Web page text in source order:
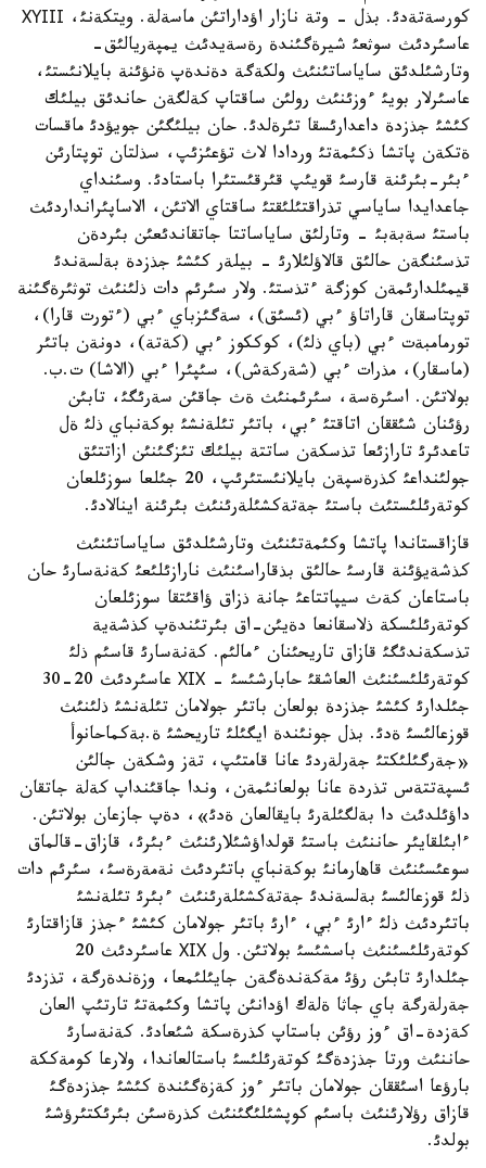
كورسةتةدئ. بذل - وتة نازار اؤداراتئن ماسةلة. ويتكةنئ، ХҮІІІ
عاسئردئث سوثعئ شيرةگئندة رةسةيدئث يمپةريالئق-
وتارشئلدئق ساياساتئنئث ولكةگة دةندةپ ةنؤئنة بايلانئستئ،
عاسئرلار بويئ ءوزئنئث رولئن ساقتاپ كةلگةن حاندئق بيلئك
كئشئ جذزدة داعدارئسقا تئرةلدئ. حان بيلئگئن جويؤدئ ماقسات
ةتكةن پاتشا ذكئمةتئ وردادا لاث تؤعئزئپ، سذلتان توپتارئن
ءبئر-بئرئنة قارسئ قويئپ قئرقئستئرا باستادئ. وسئنداي
جاعدايدا ساياسي تذراقتئلئقتئ ساقتاي الاتئن، الاساپئرانداردئث
باستئ سةبةبئ - وتارلئق ساياساتتا جاتقاندئعئن بئردةن
تذسئنگةن حالئق قالاؤلئلارئ - بيلةر كئشئ جذزدة بةلسةندئ
قيمئلدارئمةن كوزگة ءتذستئ. ولار سئرئم دات ذلئنئث توثئرةگئنة
توپتاسقان قاراتاؤ ءبي (ئسئق)، سةگئزباي ءبي (ءتورت قارا)،
تورمامبةت ءبي (باي ذلئ)، كوككوز ءبي (كةتة)، دونةن باتئر
(ماسقار)، مذرات ءبي (شةركةش)، سئپئرا ءبي (الاشا) ت.ب.
بولاتئن. اسئرةسة، سئرئمنئث ةث جاقئن سةرئگئ، تابئن
رؤئنان شئققان اتاقتئ ءبي، باتئر تئلةنشئ بوكةنباي ذلئ ةل
تاعدئرئ تارازئعا تذسكةن ساتتة بيلئك تئزگئنئن ازاتتئق
جولئنداعئ كذرةسپةن بايلانئستئرئپ، 20 جئلعا سوزئلعان
كوتةرئلئستئث باستئ جةتةكشئلةرئنئث بئرئنة اينالادئ.
قازاقستاندا پاتشا وكئمةتئنئث وتارشئلدئق ساياساتئنئث
كذشةيؤئنة قارسئ حالئق بذقاراسئنئث نارازئلئعئ كةنةسارئ حان
باستاعان كةث سيپاتتاعئ جانة ذزاق ؤاقئتقا سوزئلعان
كوتةرئلئسكة ذلاسقانعا دةيئن-اق بئرتئندةپ كذشةية
تذسكةندئگئ قازاق تاريحئنان ءمالئم. كةنةسارئ قاسئم ذلئ
كوتةرئلئسئنئث العاشقئ حابارشئسئ - ХІХ عاسئردئث 20-30
جئلدارئ كئشئ جذزدة بولعان باتئر جولامان تئلةنشئ ذلئنئث
قوزعالئسئ ةدئ. بذل جونئندة ايگئلئ تاريحشئ ة.بةكماحانوأ
«جةرگئلئكتئ جةرلةردئ عانا قامتئپ، تةز وشكةن جالئن
ئسپةتتةس تذردة عانا بولعانئمةن، وندا جاقئنداپ كةلة جاتقان
داؤئلدئث دا بةلگئلةرئ بايقالعان ةدئ»، دةپ جازعان بولاتئن.
ءابئلقايئر حاننئث باستئ قولداؤشئلارئنئث ءبئرئ، قازاق-قالماق
سوعئسئنئث قاهارمانئ بوكةنباي باتئردئث نةمةرةسئ، سئرئم دات
ذلئ قوزعالئسئ بةلسةندئ جةتةكشئلةرئنئث ءبئرئ تئلةنشئ
باتئردئث ذلئ ءارئ ءبي، ءارئ باتئر جولامان كئشئ ءجذز قازاقتارئ
كوتةرئلئسئنئث باسشئسئ بولاتئن. ول ХІХ عاسئردئث 20
جئلدارئ تابئن رؤئ مةكةندةگةن جايئلئمعا، وزةندةرگة، تذزدئ
جةرلةرگة باي جاثا ةلةك اؤدانئن پاتشا وكئمةتئ تارتئپ العان
كةزدة-اق ءوز رؤئن باستاپ كذرةسكة شئعادئ. كةنةسارئ
حاننئث ورتا جذزدةگئ كوتةرئلئسئ باستالعاندا، ولارعا كومةككة
بارؤعا اسئققان جولامان باتئر ءوز كةزةگئندة كئشئ جذزدةگئ
قازاق رؤلارئنئث باسئم كوپشئلئگئنئث كذرةسئن بئرئكتئرؤشئ
بولدئ.